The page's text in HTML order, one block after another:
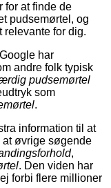
for at finde de
pudsemørtel, og
relevante for dig.
har
andre folk typisk
pudsemørtel
som
.
information til at
at øvrige søgende
,
. Den viden har
forbi flere millioner